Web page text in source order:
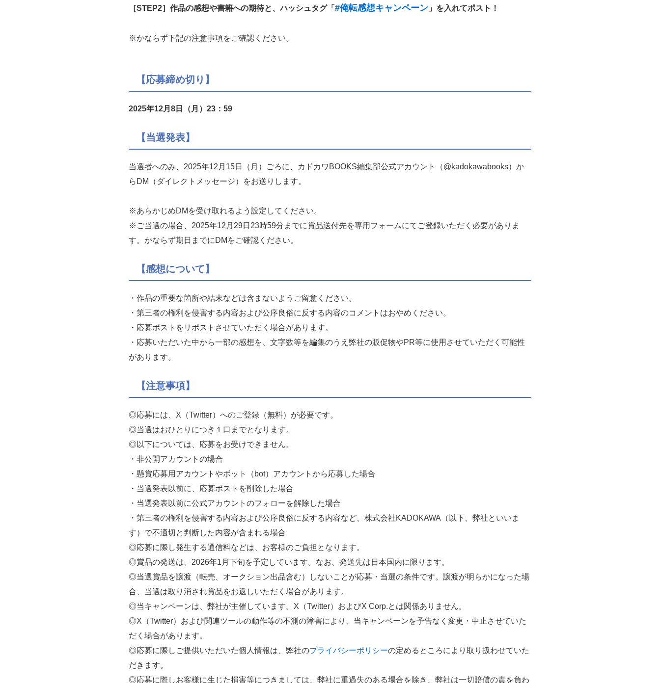
［STEP2］ 作品の感想や書籍への期待と、ハッシュタグ「 #俺転感想キャンペーン 」を入れてポスト！
※かならず下記の注意事項をご確認ください。
【応募締め切り】
2025年12月8日（ 月）23：59
【当選発表】
当選者へのみ、2025年12月15日（月）ごろに、カドカワBOOKS編集部公式アカウント（@kadokawabooks）か
らDM（ダイレクトメッセージ）をお送りします。
※あらかじめDMを受け取れるよう設定してください。
※ご当選の場合、2025年12月29日23時59分までに賞品送付先を専用フォームにてご登録いただく必要がありま
す。かならず期日までにDMをご確認ください。
【感想について】
・作品の重要な箇所や結末などは含まないようご留意ください。
・第三者の権利を侵害する内容および公序良俗に反する内容のコメントはおやめください。
・応募ポストをリポストさせていただく場合があります。
・応募いただいた中から一部の感想を、文字数等を編集のうえ弊社の販促物やPR等に使用させていただく可能性
があります。
【注意事項】
◎応募には、X（Twitter）へのご登録（無料）が必要です。
◎当選はおひとりにつき１口までとなります。
◎以下については、応募をお受けできません。
・非公開アカウントの場合
・懸賞応募用アカウントやボット（bot）アカウントから応募した場合
・当選発表以前に、応募ポストを削除した場合
・当選発表以前に公式アカウントのフォローを解除した場合
・第三者の権利を侵害する内容および公序良俗に反する内容など、株式会社KADOKAWA（以下、弊社といいま
す）で不適切と判断した内容が含まれる場合
◎応募に際し発生する通信料などは、お客様のご負担となります。
◎賞品の発送は、2026年1月下旬を予定しています。なお、発送先は日本国内に限ります。
◎当選賞品を譲渡（転売、オークション出品含む）しないことが応募・当選の条件です。譲渡が明らかになった場
合、当選は取り消され賞品をお返しいただく場合があります。
◎当キャンペーンは、弊社が主催しています。X（Twitter）およびX Corp.とは関係ありません。
◎X（Twitter）および関連ツールの動作等の不測の障害により、当キャンペーンを予告なく変更・中止させていた
だく場合があります。
◎応募に際しご提供いただいた個人情報は、弊社のプライバシーポリシーの定めるところにより取り扱わせていた
だきます。
◎応募に際しお客様に生じた損害等につきましては、弊社に重過失のある場合を除き、弊社は一切賠償の責を負わ